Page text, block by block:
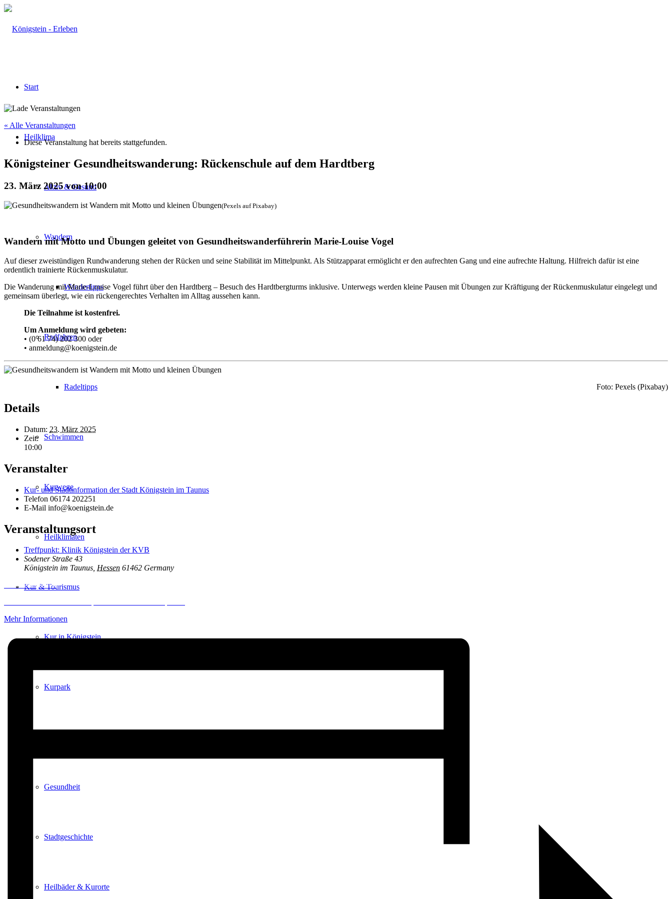
Start
Heilklima
Aktiv & Gesund
Wandern
Wandertipps
Radfahren
Radeltipps
Schwimmen
Kurwege
Heilklimaten
Kur & Tourismus
Kur in Königstein
Kurpark
Gesundheit
Stadtgeschichte
Heilbäder & Kurorte
« Alle Veranstaltungen
Diese Veranstaltung hat bereits stattgefunden.
Königsteiner Gesundheitswanderung: Rückenschule auf dem Hardtberg
23. März 2025 von 10:00
(Pexels auf Pixabay)
Wandern mit Motto und Übungen geleitet von Gesundheitswanderführerin Marie-Louise Vogel
Auf dieser zweistündigen Rundwanderung stehen der Rücken und seine Stabilität im Mittelpunkt. Als Stützapparat ermöglicht er den aufrechten Gang und eine aufrechte Haltung. Hilfreich dafür ist eine
ordentlich trainierte Rückenmuskulatur.
Die Wanderung mit Marie-Louise Vogel führt über den Hardtberg – Besuch des Hardtbergturms inklusive. Unterwegs werden kleine Pausen mit Übungen zur Kräftigung der Rückenmuskulatur eingelegt und
gemeinsam überlegt, wie ein rückengerechtes Verhalten im Alltag aussehen kann.
Die Teilnahme ist kostenfrei.
Um Anmeldung wird gebeten:
• (0 61 74) 202 300 oder
• anmeldung@koenigstein.de
Foto: Pexels (Pixabay)
Details
Datum: 23. März 2025
Zeit:
10:00
Veranstalter
Kur- und Stadtinformation der Stadt Königstein im Taunus
Telefon 06174 202251
E-Mail info@koenigstein.de
Veranstaltungsort
Treffpunkt: Klinik Königstein der KVB
Sodener Straße 43
Königstein im Taunus, Hessen 61462 Germany
Inhalt entsperren
Mehr Informationen